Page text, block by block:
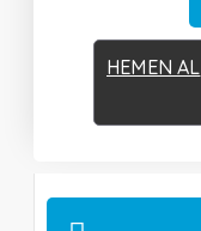
HEMEN AL